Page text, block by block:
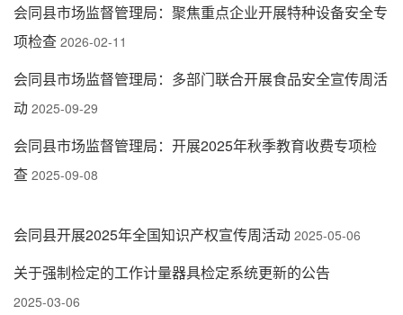
会同县市场监督管理局：聚焦重点企业开展特种设备安全专
项检查 2026-02-11
会同县市场监督管理局：多部门联合开展食品安全宣传周活
动 2025-09-29
会同县市场监督管理局：开展2025年秋季教育收费专项检
查 2025-09-08
会同县开展2025年全国知识产权宣传周活动 2025-05-06
关于强制检定的工作计量器具检定系统更新的公告
2025-03-06